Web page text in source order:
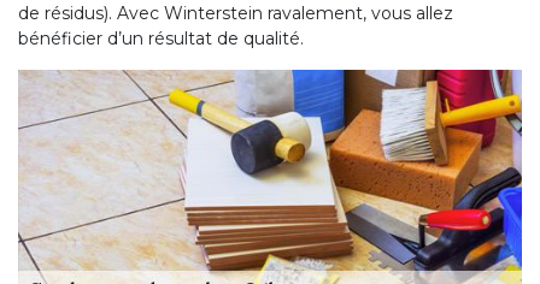
de résidus). Avec Winterstein ravalement, vous allez
bénéficier d’un résultat de qualité.